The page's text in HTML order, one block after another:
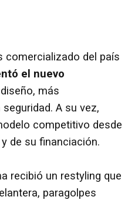
comercializado del país
el nuevo
más
A su vez,
competitivo desde
de su financiación.
recibió un restyling que
paragolpes